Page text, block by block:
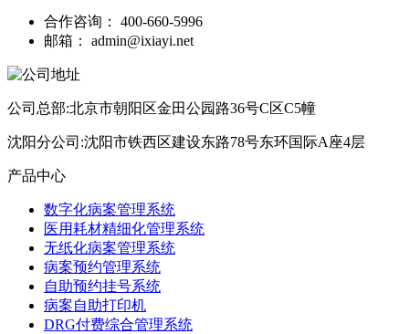
合作咨询： 400-660-5996
邮箱： admin@ixiayi.net
公司总部:北京市朝阳区金田公园路36号C区C5幢
沈阳分公司:沈阳市铁西区建设东路78号东环国际A座4层
产品中心
数字化病案管理系统
医用耗材精细化管理系统
无纸化病案管理系统
病案预约管理系统
自助预约挂号系统
病案自助打印机
DRG付费综合管理系统